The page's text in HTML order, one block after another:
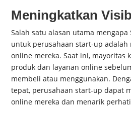
Meningkatkan
Salah satu alasan utama mengapa
untuk perusahaan start-up
online mereka. Saat ini, mayoritas
produk dan layanan online
membeli atau menggunakan.
tepat, perusahaan start-up dapat
online mereka dan menarik